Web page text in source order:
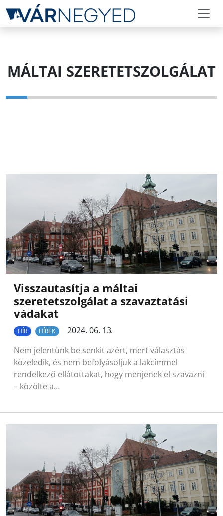
MÁLTAI SZERETETSZOLGÁLAT
Visszautasítja a máltai
szeretetszolgálat a szavaztatási
vádakat
HÍR HÍREK
2024. 06. 13.
Nem jelentünk be senkit azért, mert választás
közeledik, és nem befolyásoljuk a lakcímmel
rendelkező ellátottakat, hogy menjenek el szavazni
– közölte a…